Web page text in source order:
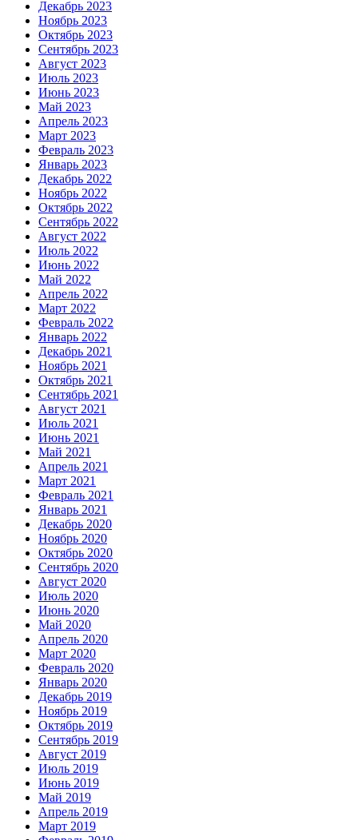
Декабрь 2023
Ноябрь 2023
Октябрь 2023
Сентябрь 2023
Август 2023
Июль 2023
Июнь 2023
Май 2023
Апрель 2023
Март 2023
Февраль 2023
Январь 2023
Декабрь 2022
Ноябрь 2022
Октябрь 2022
Сентябрь 2022
Август 2022
Июль 2022
Июнь 2022
Май 2022
Апрель 2022
Март 2022
Февраль 2022
Январь 2022
Декабрь 2021
Ноябрь 2021
Октябрь 2021
Сентябрь 2021
Август 2021
Июль 2021
Июнь 2021
Май 2021
Апрель 2021
Март 2021
Февраль 2021
Январь 2021
Декабрь 2020
Ноябрь 2020
Октябрь 2020
Сентябрь 2020
Август 2020
Июль 2020
Июнь 2020
Май 2020
Апрель 2020
Март 2020
Февраль 2020
Январь 2020
Декабрь 2019
Ноябрь 2019
Октябрь 2019
Сентябрь 2019
Август 2019
Июль 2019
Июнь 2019
Май 2019
Апрель 2019
Март 2019